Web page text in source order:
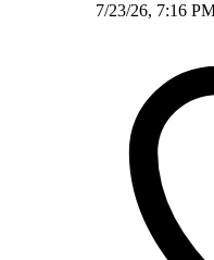
7/23/26, 7:16